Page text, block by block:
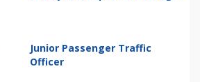
Junior Passenger Traffic
Officer